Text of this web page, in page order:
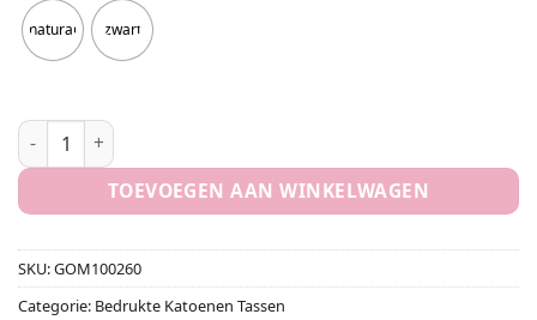
natural zwart
Katoenen tas If you don't like cats i don't like you aantal
TOEVOEGEN AAN WINKELWAGEN
SKU:GOM100260
Categorie: Bedrukte Katoenen Tassen